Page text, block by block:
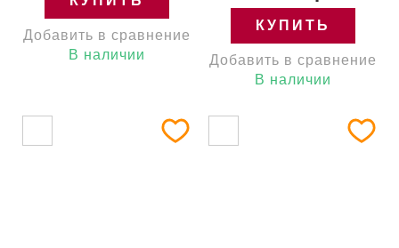
Добавить в сравнение
В наличии
КУПИТЬ
Добавить в сравнение
В наличии